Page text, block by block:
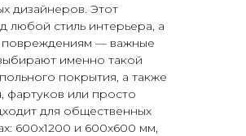
дизайнеров. Этот
любой стиль интерьера, а
повреждениям — важные
именно такой
покрытия, а также
фартуков или просто
для общественных
600x1200 и 600x600 мм,